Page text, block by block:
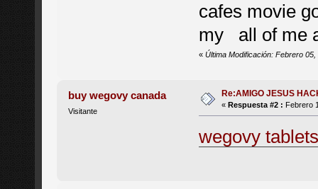
cafes movie
my all of me
« Última Modificación: Febrero
buy wegovy canada
Visitante
Re:AMIGO JESUS
« Respuesta #2 : Febrero
wegovy